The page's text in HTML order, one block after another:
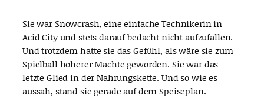
Sie war Snowcrash, eine einfache Technikerin in
Acid City und stets darauf bedacht nicht aufzufallen.
Und trotzdem hatte sie das Gefühl, als wäre sie zum
Spielball höherer Mächte geworden. Sie war das
letzte Glied in der Nahrungskette. Und so wie es
aussah, stand sie gerade auf dem Speiseplan.